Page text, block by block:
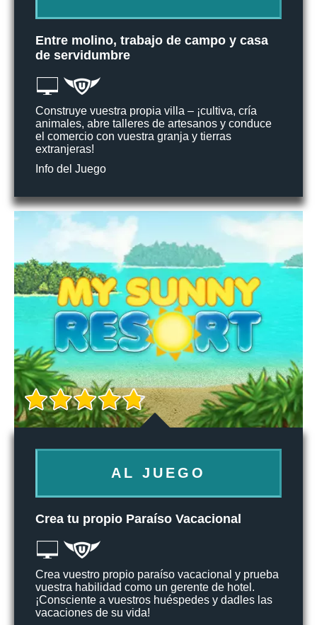
Entre molino, trabajo de campo y casa
de servidumbre
Construye vuestra propia villa – ¡cultiva, cría
animales, abre talleres de artesanos y conduce
el comercio con vuestra granja y tierras
extranjeras!
Info del Juego
AL JUEGO
Crea tu propio Paraíso Vacacional
Crea vuestro propio paraíso vacacional y prueba
vuestra habilidad como un gerente de hotel.
¡Consciente a vuestros huéspedes y dadles las
vacaciones de su vida!